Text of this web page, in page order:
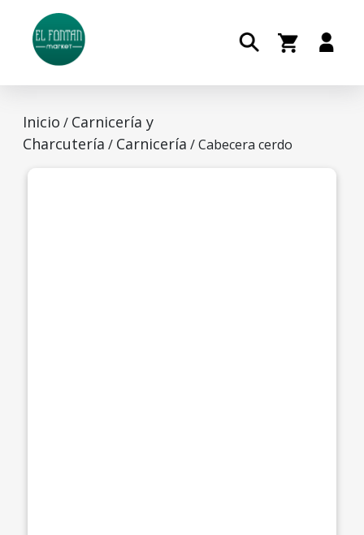
Inicio / Carnicería y
Charcutería / Carnicería / Cabecera cerdo